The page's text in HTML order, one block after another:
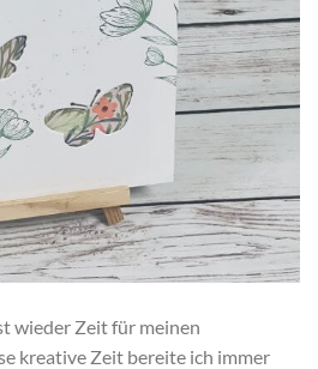
wieder Zeit für meinen
kreative Zeit bereite ich immer